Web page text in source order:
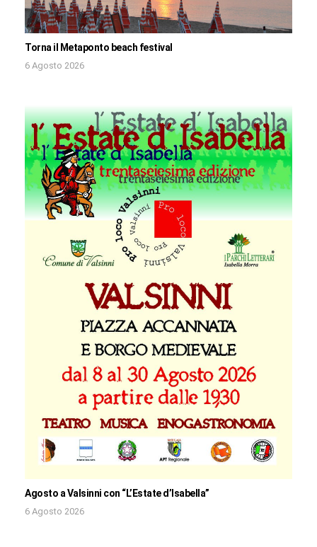
Torna il Metaponto beach festival
6 Agosto 2026
Agosto a Valsinni con “L’Estate d’Isabella”
6 Agosto 2026